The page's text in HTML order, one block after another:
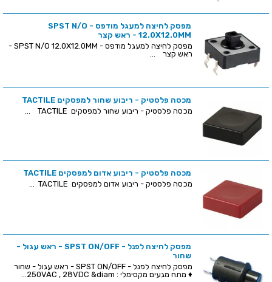
מפסק לחיצה למעגל מודפס - SPST N/O
12.0X12.0MM - ראש קצר
מפסק לחיצה למעגל מודפס - SPST N/O 12.0X12.0MM -
ראש קצר ...
מכסה פלסטיק - ריבוע שחור למפסקים TACTILE
מכסה פלסטיק - ריבוע שחור למפסקים TACTILE ...
מכסה פלסטיק - ריבוע אדום למפסקים TACTILE
מכסה פלסטיק - ריבוע אדום למפסקים TACTILE ...
מפסק לחיצה לפנל - SPST ON/OFF - ראש עגול -
שחור
מפסק לחיצה לפנל - SPST ON/OFF - ראש עגול - שחור
♦ מתח מגעים מקסימלי : 250VAC , 28VDC &diam...